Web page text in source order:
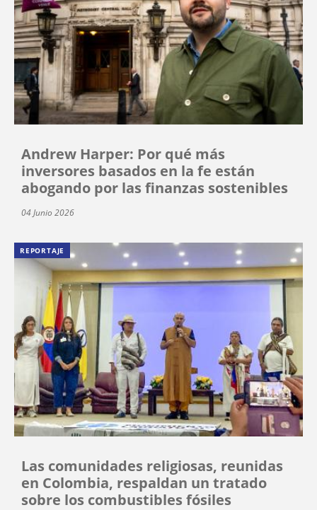
Andrew Harper: Por qué más
inversores basados en la fe están
abogando por las finanzas sostenibles
04 Junio 2026
REPORTAJE
Las comunidades religiosas, reunidas
en Colombia, respaldan un tratado
sobre los combustibles fósiles